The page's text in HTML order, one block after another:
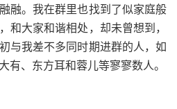
融。我在群里也找到了似家庭般
和大家和谐相处，却未曾想到，
与我差不多同时期进群的人，如
有、东方耳和蓉儿等寥寥数人。